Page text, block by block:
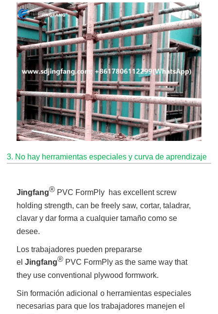
3. No hay herramientas especiales y curva de aprendizaje
Jingfang® PVC FormPly has excellent screw
holding strength, can be freely saw, cortar, taladrar,
clavar y dar forma a cualquier tamaño como se
desee.
Los trabajadores pueden prepararse
elJingfang® PVC FormPly as the same way that
they use conventional plywood formwork.
Sin formación adicional
o herramientas especiales
necesarias para que los trabajadores manejen el